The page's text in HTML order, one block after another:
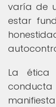
varía de
estar
La